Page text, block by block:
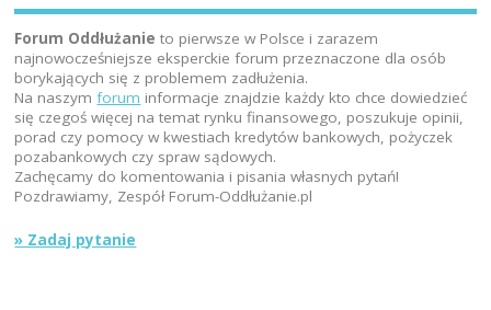
Forum Oddłużanie to pierwsze w Polsce i zarazem
najnowocześniejsze eksperckie forum przeznaczone dla osób
borykających się z problemem zadłużenia.
Na naszymforum informacje znajdzie każdy kto chce dowiedzieć
się czegoś więcej na temat rynku finansowego, poszukuje opinii,
porad czy pomocy w kwestiach kredytów bankowych, pożyczek
pozabankowych czy spraw sądowych.
Zachęcamy do komentowania i pisania własnych pytań!
Pozdrawiamy, Zespół Forum-Oddłużanie.pl
» Zadaj pytanie